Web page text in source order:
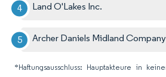
Land O'Lakes Inc.
Archer Daniels Midland Company
*Haftungsausschluss: Hauptakteure in